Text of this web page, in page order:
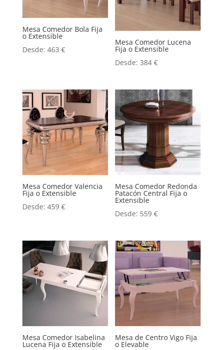
Mesa Comedor Bola Fija
o Extensible
Desde: 463 €
Mesa Comedor Lucena
Fija o Extensible
Desde:384€
Mesa Comedor Valencia
Fija o Extensible
Desde: 459 €
Mesa Comedor Redonda
Patacón Central Fija o
Extensible
Desde: 559€
Mesa Comedor Isabelina
Lucena Fija o Extensible
Mesa de Centro Vigo Fija
o Elevable